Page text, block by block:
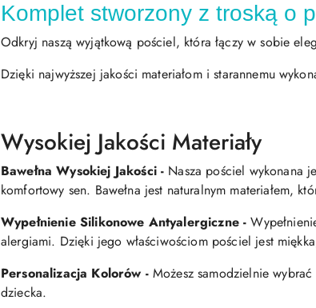
Komplet stworzony z troską o
Odkryj naszą wyjątkową pościel, która łączy w sobie
Dzięki najwyższej jakości materiałom i starannemu
Wysokiej Jakości Materiały
Bawełna Wysokiej Jakości - Nasza pościel wykonana
komfortowy sen. Bawełna jest naturalnym materiałem,
Wypełnienie Silikonowe Antyalergiczne -
alergiami. Dzięki jego właściwościom pościel jest
Personalizacja Kolorów - Możesz samodzielnie
dziecka.